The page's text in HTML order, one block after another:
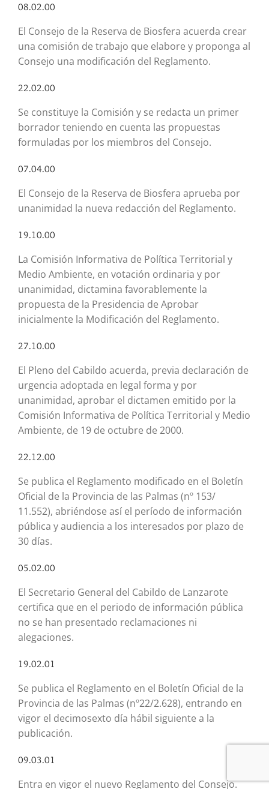
08.02.00
El Consejo de la Reserva de Biosfera acuerda crear
una comisión de trabajo que elabore y proponga al
Consejo una modificación del Reglamento.
22.02.00
Se constituye la Comisión y se redacta un primer
borrador teniendo en cuenta las propuestas
formuladas por los miembros del Consejo.
07.04.00
El Consejo de la Reserva de Biosfera aprueba por
unanimidad la nueva redacción del Reglamento.
19.10.00
La Comisión Informativa de Política Territorial y
Medio Ambiente, en votación ordinaria y por
unanimidad, dictamina favorablemente la
propuesta de la Presidencia de Aprobar
inicialmente la Modificación del Reglamento.
27.10.00
El Pleno del Cabildo acuerda, previa declaración de
urgencia adoptada en legal forma y por
unanimidad, aprobar el dictamen emitido por la
Comisión Informativa de Política Territorial y Medio
Ambiente, de 19 de octubre de 2000.
22.12.00
Se publica el Reglamento modificado en el Boletín
Oficial de la Provincia de las Palmas (nº 153/
11.552), abriéndose así el período de información
pública y audiencia a los interesados por plazo de
30 días.
05.02.00
El Secretario General del Cabildo de Lanzarote
certifica que en el periodo de información pública
no se han presentado reclamaciones ni
alegaciones.
19.02.01
Se publica el Reglamento en el Boletín Oficial de la
Provincia de las Palmas (nº22/2.628), entrando en
vigor el decimosexto día hábil siguiente a la
publicación.
09.03.01
Entra en vigor el nuevo Reglamento del Consejo.